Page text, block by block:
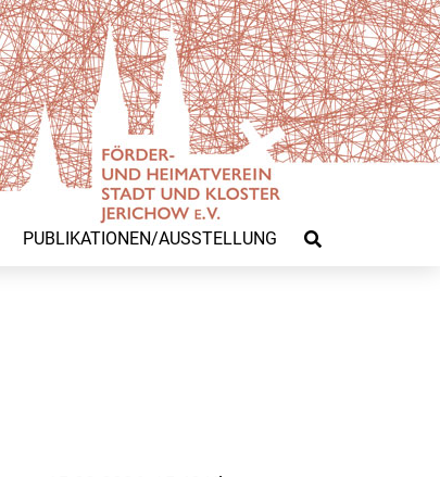
PUBLIKATIONEN/AUSSTELLUNG